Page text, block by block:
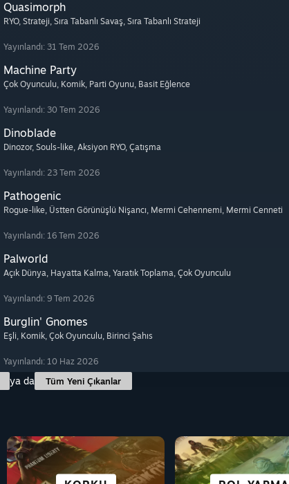
Quasimorph
RYO, Strateji, Sıra Tabanlı Savaş, Sıra Tabanlı Strateji
Yayınlandı: 31 Tem 2026
Machine Party
Çok Oyunculu, Komik, Parti Oyunu, Basit Eğlence
Yayınlandı: 30 Tem 2026
Dinoblade
Dinozor, Souls-like, Aksiyon RYO, Çatışma
Yayınlandı: 23 Tem 2026
Pathogenic
Rogue-like, Üstten Görünüşlü Nişancı, Mermi Cehennemi, Mermi Cenneti
Yayınlandı: 16 Tem 2026
Palworld
Açık Dünya, Hayatta Kalma, Yaratık Toplama, Çok Oyunculu
Yayınlandı: 9 Tem 2026
Burglin' Gnomes
Eşli, Komik, Çok Oyunculu, Birinci Şahıs
Yayınlandı: 10 Haz 2026
ya da Tüm Yeni Çıkanlar
OYNAMASI